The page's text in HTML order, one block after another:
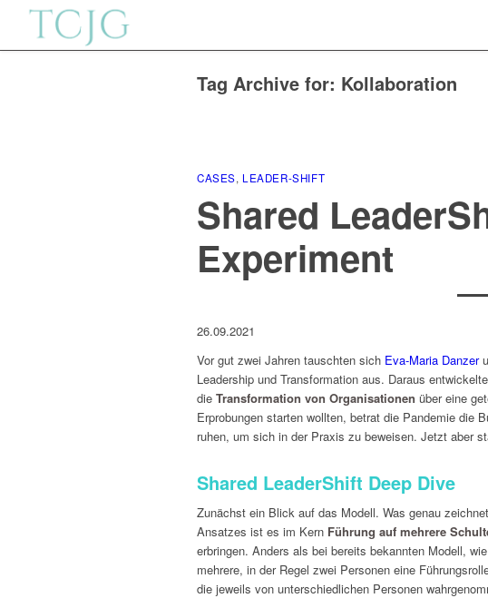
Tag Archive for: Kollaboration
CASES, LEADER-SHIFT
Shared
Experiment
26.09.2021
Vor gut zwei Jahren tauschten sich Eva-Maria Danzer
Leadership und Transformation aus. Daraus
die Transformation von Organisationen über eine
Erprobungen starten wollten, betrat die Pandemie die
ruhen, um sich in der Praxis zu beweisen. Jetzt aber
Shared LeaderShift Deep Dive
Zunächst ein Blick auf das Modell. Was genau
Ansatzes ist es im Kern Führung auf mehrere
erbringen. Anders als bei bereits bekannten Modell,
mehrere, in der Regel zwei Personen eine
die jeweils von unterschiedlichen Personen